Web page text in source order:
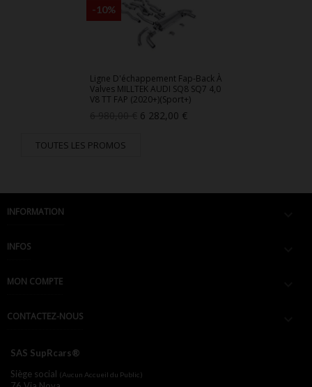
Ligne D'échappement Fap-Back À
Valves MILLTEK AUDI SQ8 SQ7 4,0
V8 TT FAP (2020+)(Sport+)
base
Prix
6 282,00 €
-10%
TOUTES LES PROMOS
INFORMATION
INFOS
MON COMPTE
CONTACTEZ-NOUS
SAS SupRcars®
Siège social (Aucun Accueil du Public)